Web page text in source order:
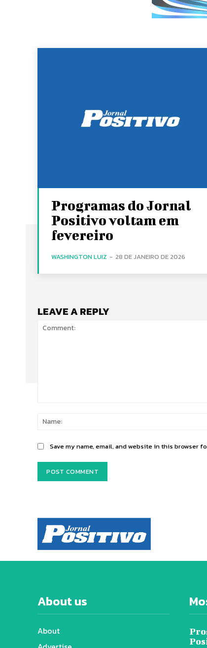
Programas do Jornal
Positivo voltam em
fevereiro
WASHINGTON LUIZ - 28 DE JANEIRO DE 2026
LEAVE A REPLY
Save my name, email, and website in this browser
About us
About